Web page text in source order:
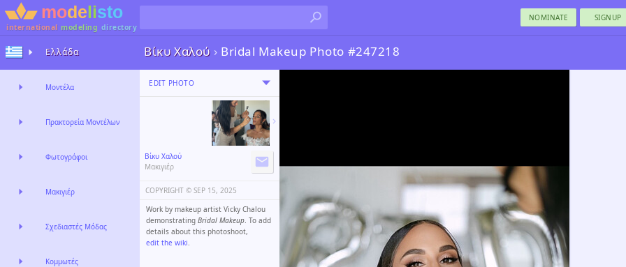
international modeling directory
NOMINATE SIGNUP
Βίκυ Χαλού› Bridal Makeup Photo #247218
EDIT PHOTO
Βίκυ Χαλού
Μακιγιέρ
COPYRIGHT ©️ SEP 15, 2025
Work by makeup artist Vicky Chalou
demonstrating Bridal Makeup. To add
details about this photoshoot,
edit the wiki.
Ελλάδα
Μοντέλα
Πρακτορεία Μοντέλων
Φωτογράφοι
Μακιγιέρ
Σχεδιαστές Μόδας
Κομμωτές